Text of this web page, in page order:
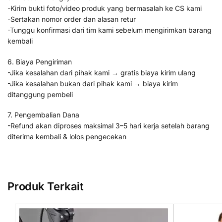
-Kirim bukti foto/video produk yang bermasalah ke CS kami
-Sertakan nomor order dan alasan retur
-Tunggu konfirmasi dari tim kami sebelum mengirimkan barang
kembali
6. Biaya Pengiriman
-Jika kesalahan dari pihak kami → gratis biaya kirim ulang
-Jika kesalahan bukan dari pihak kami → biaya kirim
ditanggung pembeli
7. Pengembalian Dana
-Refund akan diproses maksimal 3–5 hari kerja setelah barang
diterima kembali & lolos pengecekan
Produk Terkait